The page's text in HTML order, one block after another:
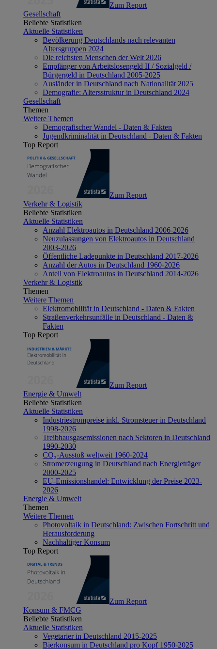
Zum Report
Gesellschaft
Beliebte Statistiken
Aktuelle Statistiken
Bevölkerung Deutschlands nach relevanten
Altersgruppen 2024
Die reichsten Menschen der Welt 2026
Empfänger von Arbeitslosengeld II / Sozialgeld /
Bürgergeld in Deutschland 2005-2025
Ausländer in Deutschland nach Nationalität 2025
Demografie: Altersstruktur in Deutschland 2024
Gesellschaft
Themen
Weitere Themen
Demografischer Wandel - Daten & Fakten
Jugendkriminalität in Deutschland - Daten & Fakten
Top Report
Zum Report
Verkehr & Logistik
Beliebte Statistiken
Aktuelle Statistiken
Anzahl Elektroautos in Deutschland 2006-2026
Neuzulassungen von Elektroautos in Deutschland
2003-2026
Öffentliche Ladepunkte in Deutschland 2017-2026
Anzahl der Autos in Deutschland 1960-2026
Anteil von Elektroautos in Deutschland 2014-2026
Verkehr & Logistik
Themen
Weitere Themen
Elektromobilität in Deutschland - Daten & Fakten
Straßenverkehrsunfälle in Deutschland - Daten &
Fakten
Top Report
Zum Report
Energie & Umwelt
Beliebte Statistiken
Aktuelle Statistiken
Industriestrompreise inkl. Stromsteuer in Deutschland
1998-2026
Treibhausgasemissionen nach Sektoren in Deutschland
1990-2030
CO₂-Ausstoß weltweit 1960-2024
Stromerzeugung in Deutschland nach Energieträger
2000-2025
EU-Emissionshandel: Entwicklung der Preise 2023-
2026
Energie & Umwelt
Themen
Weitere Themen
Photovoltaik in Deutschland: Zwischen Fortschritt und
Herausforderung
Nachhaltiger Konsum
Top Report
Zum Report
Konsum & FMCG
Beliebte Statistiken
Aktuelle Statistiken
Vegetarier in Deutschland 2015-2025
Bierkonsum in Deutschland pro Kopf 1950-2025